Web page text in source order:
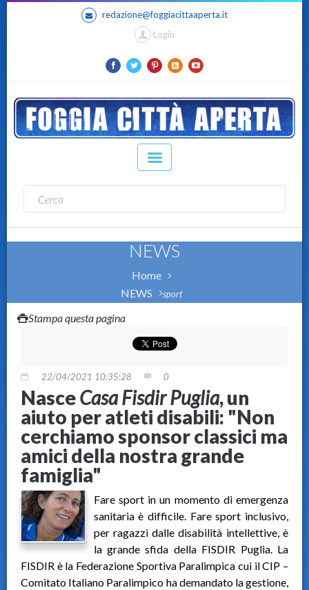
redazione@foggiacittaaperta.it
Login
NEWS
Home
NEWS
sport
Stampa questa pagina
22/04/2021 10:35:28 0
NasceCasa Fisdir Puglia, un
aiuto per atleti disabili: "Non
cerchiamo sponsor classici ma
amici della nostra grande
famiglia"
Fare sport in un momento di emergenza
sanitaria è difficile. Fare sport inclusivo,
per ragazzi dalle disabilità intellettive, è
la grande sfida della FISDIR Puglia. La
FISDIR è la Federazione Sportiva Paralimpica cui il CIP –
Comitato Italiano Paralimpico ha demandato la gestione,